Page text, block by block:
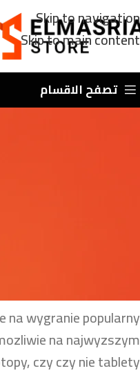
Skip to navigation
Skip to main content
تصفح الاقسام
wygranie popularny
na najwyzszym
czy czy nie tablety.